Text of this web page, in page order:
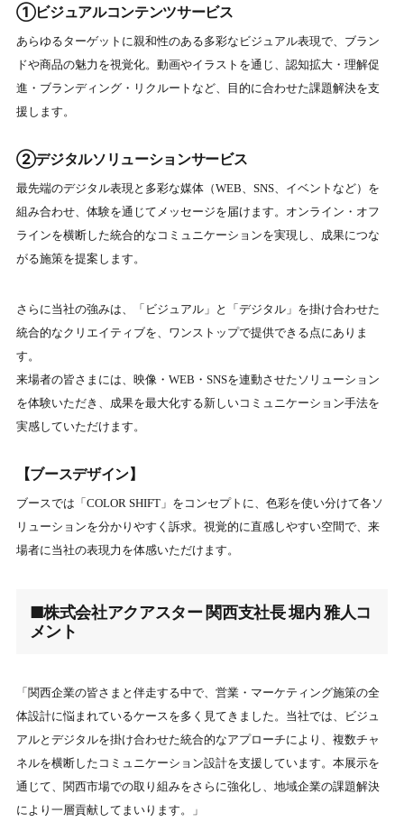
①ビジュアルコンテンツサービス
あらゆるターゲットに親和性のある多彩なビジュアル表現で、ブラン
ドや商品の魅力を視覚化。動画やイラストを通じ、認知拡大・理解促
進・ブランディング・リクルートなど、目的に合わせた課題解決を支
援します。
②デジタルソリューションサービス
最先端のデジタル表現と多彩な媒体（WEB、SNS、イベントなど）を
組み合わせ、体験を通じてメッセージを届けます。オンライン・オフ
ラインを横断した統合的なコミュニケーションを実現し、成果につな
がる施策を提案します。
さらに当社の強みは、「ビジュアル」と「デジタル」を掛け合わせた
統合的なクリエイティブを、ワンストップで提供できる点にありま
す。
来場者の皆さまには、映像・WEB・SNSを連動させたソリューション
を体験いただき、成果を最大化する新しいコミュニケーション手法を
実感していただけます。
【ブースデザイン】
ブースでは「COLOR SHIFT」をコンセプトに、色彩を使い分けて各ソ
リューションを分かりやすく訴求。視覚的に直感しやすい空間で、来
場者に当社の表現力を体感いただけます。
■株式会社アクアスター 関西支社長 堀内 雅人コ
メント
「関西企業の皆さまと伴走する中で、営業・マーケティング施策の全
体設計に悩まれているケースを多く見てきました。当社では、ビジュ
アルとデジタルを掛け合わせた統合的なアプローチにより、複数チャ
ネルを横断したコミュニケーション設計を支援しています。本展示を
通じて、関西市場での取り組みをさらに強化し、地域企業の課題解決
により一層貢献してまいります。」